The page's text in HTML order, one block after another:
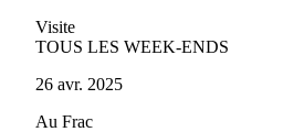
Visite
TOUS LES WEEK-ENDS
26 avr. 2025
Au Frac